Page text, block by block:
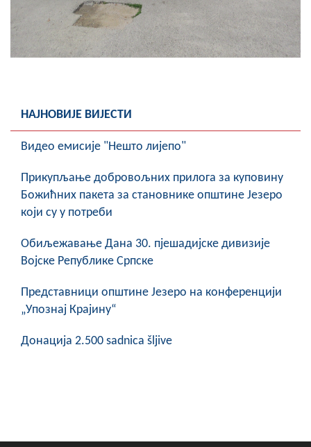
COVID 19
Геоистраживања
Пољопривреда
Спорт
КОНТАКТ
НАЈНОВИЈЕ ВИЈЕСТИ
Видео емисије "Нешто лијепо"
Прикупљање добровољних прилога за куповину
Божићних пакета за становнике општине Језеро
који су у потреби
Обиљежавање Данa 30. пјешадијске дивизије
Војске Републике Српске
Представници општине Језеро на конференцији
„Упознај Крајину“
Донација 2.500 sadnica šljive